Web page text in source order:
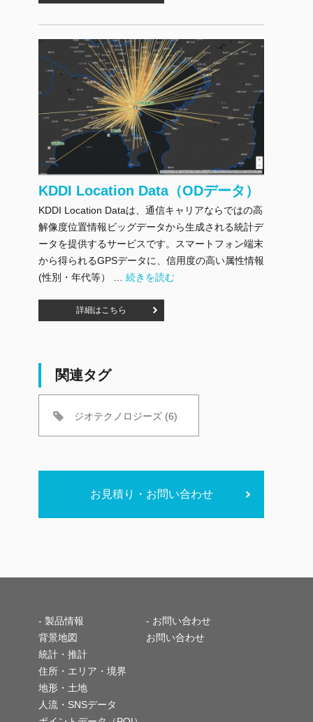
KDDI Location Data（ODデータ）
KDDI Location Dataは、通信キャリアならではの高
解像度位置情報ビッグデータから生成される統計デ
ータを提供するサービスです。スマートフォン端末
から得られるGPSデータに、信用度の高い属性情報
(性別・年代等） … "KDDI Location Data（ODデータ）" の
続きを読む
詳細はこちら
関連タグ
ジオテクノロジーズ (6)
お見積り・お問い合わせ
- 製品情報
背景地図
統計・推計
住所・エリア・境界
地形・土地
人流・SNSデータ
- お問い合わせ
お問い合わせ